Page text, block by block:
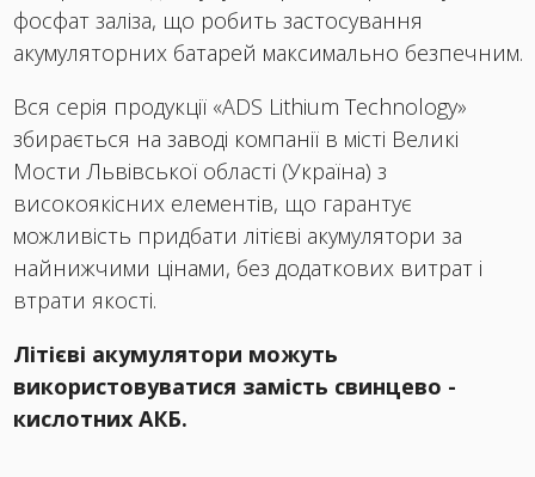
фосфат заліза, що робить застосування
акумуляторних батарей максимально безпечним.
Вся серія продукції «ADS Lithium Technology»
збирається на заводі компанії в місті Великі
Мости Львівської області (Україна) з
високоякісних елементів, що гарантує
можливість придбати літієві акумулятори за
найнижчими цінами, без додаткових витрат і
втрати якості.
Літієві акумулятори можуть
використовуватися замість свинцево -
кислотних АКБ.